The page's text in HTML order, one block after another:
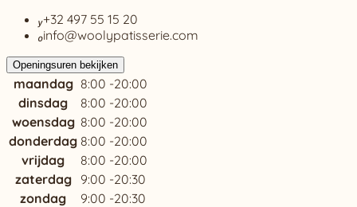
+32 497 55 15 20
info@woolypatisserie.com
Openingsuren bekijken
maandag 8:00 -20:00
dinsdag
8:00 -20:00
woensdag 8:00 -20:00
donderdag 8:00 -20:00
vrijdag
8:00 -20:00
zaterdag
9:00 -20:30
zondag
9:00 -20:30